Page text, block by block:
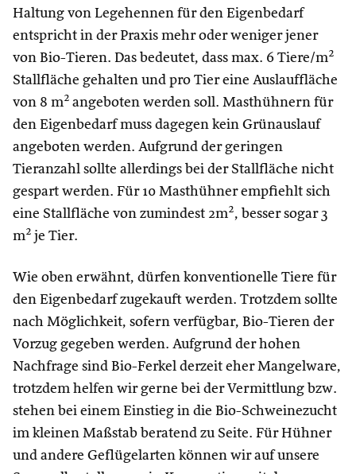
Haltung von Legehennen für den Eigenbedarf
entspricht in der Praxis mehr oder weniger jener
von Bio-Tieren. Das bedeutet, dass max. 6 Tiere/m²
Stallfläche gehalten und pro Tier eine Auslauffläche
von 8 m² angeboten werden soll. Masthühnern für
den Eigenbedarf muss dagegen kein Grünauslauf
angeboten werden. Aufgrund der geringen
Tieranzahl sollte allerdings bei der Stallfläche nicht
gespart werden. Für 10 Masthühner empfiehlt sich
eine Stallfläche von zumindest 2m², besser sogar 3
m² je Tier.
Wie oben erwähnt, dürfen konventionelle Tiere für
den Eigenbedarf zugekauft werden. Trotzdem sollte
nach Möglichkeit, sofern verfügbar, Bio-Tieren der
Vorzug gegeben werden. Aufgrund der hohen
Nachfrage sind Bio-Ferkel derzeit eher Mangelware,
trotzdem helfen wir gerne bei der Vermittlung bzw.
stehen bei einem Einstieg in die Bio-Schweinezucht
im kleinen Maßstab beratend zu Seite. Für Hühner
und andere Geflügelarten können wir auf unsere